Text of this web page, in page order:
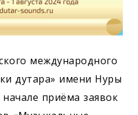
международного
дутара» имени Нуры
приёма заявок